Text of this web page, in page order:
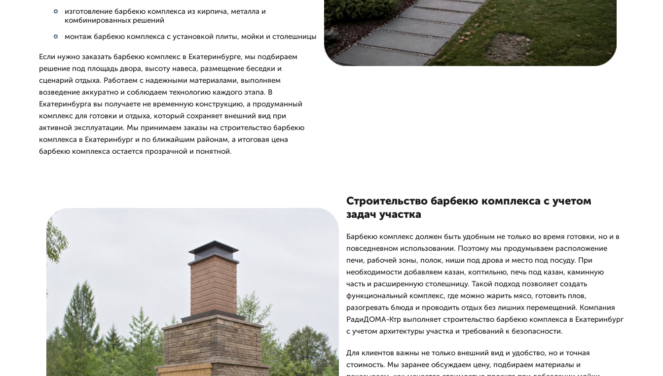
изготовление барбекю комплекса из кирпича, металла и
комбинированных решений
монтаж барбекю комплекса с установкой плиты, мойки и столешницы
Если нужно заказать барбекю комплекс в Екатеринбурге, мы подбираем
решение под площадь двора, высоту навеса, размещение беседки и
сценарий отдыха. Работаем с надежными материалами, выполняем
возведение аккуратно и соблюдаем технологию каждого этапа. В
Екатеринбурга вы получаете не временную конструкцию, а продуманный
комплекс для готовки и отдыха, который сохраняет внешний вид при
активной эксплуатации. Мы принимаем заказы на строительство барбекю
комплекса в Екатеринбург и по ближайшим районам, а итоговая цена
барбекю комплекса остается прозрачной и понятной.
Строительство барбекю комплекса с учетом
задач участка
Барбекю комплекс должен быть удобным не только во время готовки, но и в
повседневном использовании. Поэтому мы продумываем расположение
печи, рабочей зоны, полок, ниши под дрова и место под посуду. При
необходимости добавляем казан, коптильню, печь под казан, каминную
часть и расширенную столешницу. Такой подход позволяет создать
функциональный комплекс, где можно жарить мясо, готовить плов,
разогревать блюда и проводить отдых без лишних перемещений. Компания
РадиДОМА-Ктр выполняет строительство барбекю комплекса в Екатеринбург
с учетом архитектуры участка и требований к безопасности.
Для клиентов важны не только внешний вид и удобство, но и точная
стоимость. Мы заранее обсуждаем цену, подбираем материалы и